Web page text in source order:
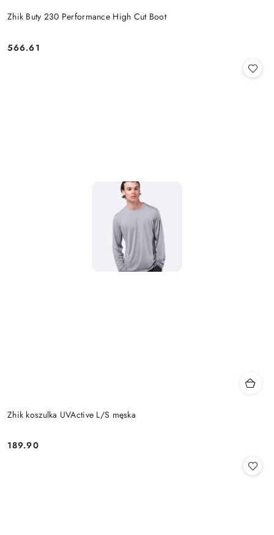
Zhik Buty 230 Performance High Cut Boot
Cena:
566.61
Zhik koszulka UVActive L/S męska
Cena:
189.90